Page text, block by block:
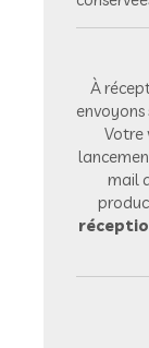
À
Votre
mail